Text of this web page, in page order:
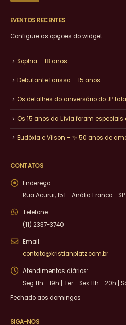
EVENTOS RECENTES
Configure as opções do widget.
Sophia – 18 anos
Debutante Larissa – 15 anos
Os detalhes do aniversário do JP
Os 15 anos da Lívia foram
Eudóxia e Vilson – ✨ 50 anos de
CONTATOS
Endereço:
Rua Acurui, 151 - Anália Franco - SP
Telefone:
(11) 2337-3740
Email:
contato@kristianplatz.com.br
Atendimentos diários:
Seg 11h - 19h | Ter - Sex 11h - 20h |
Fechado aos domingos
SIGA-NOS